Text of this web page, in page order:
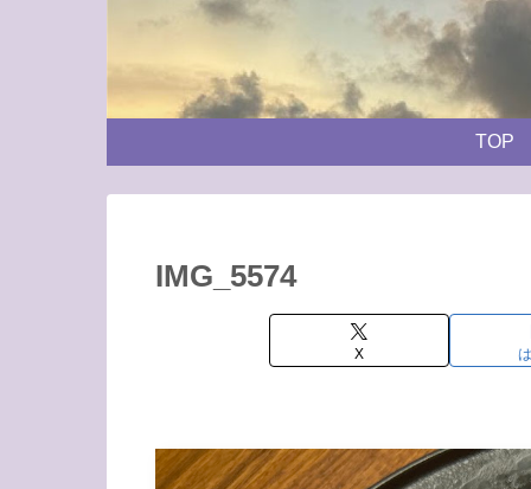
TOP
IMG_5574
X